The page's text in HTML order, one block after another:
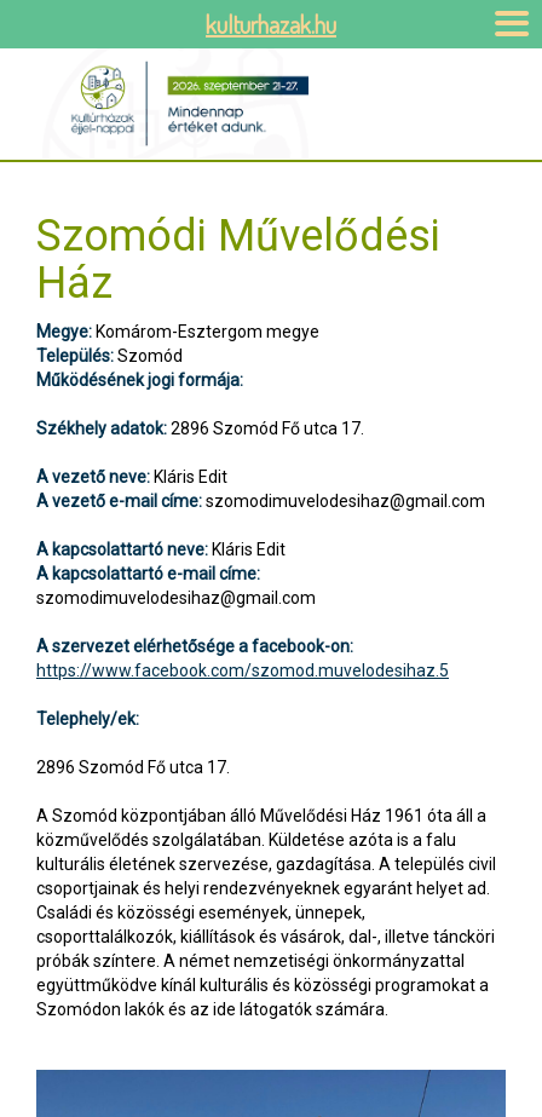
Szomódi Művelődési
Ház
Megye: Komárom-Esztergom megye
Település:Szomód
Működésének jogi formája:
Székhely adatok:2896 Szomód Fő utca 17.
A vezető neve: Kláris Edit
A vezető e-mail címe:szomodimuvelodesihaz@gmail.com
A kapcsolattartó neve: Kláris Edit
A kapcsolattartó e-mail címe:
szomodimuvelodesihaz@gmail.com
A szervezet elérhetősége a facebook-on:
https://www.facebook.com/szomod.muvelodesihaz.5
Telephely/ek:
2896 Szomód Fő utca 17.
A Szomód központjában álló Művelődési Ház 1961 óta áll a
közművelődés szolgálatában. Küldetése azóta is a falu
kulturális életének szervezése, gazdagítása. A település civil
csoportjainak és helyi rendezvényeknek egyaránt helyet ad.
Családi és közösségi események, ünnepek,
csoporttalálkozók, kiállítások és vásárok, dal-, illetve táncköri
próbák színtere. A német nemzetiségi önkormányzattal
együttműködve kínál kulturális és közösségi programokat a
Szomódon lakók és az ide látogatók számára.
kulturhazak.hu